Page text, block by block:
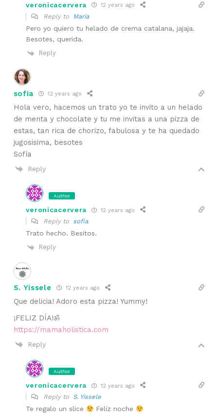
veronicacervera 12 years ago
Reply to María
Pero yo quiero tu helado de crema catalana, jajaja.
Besotes, querida.
Reply
sofia 12 years ago
Hola vero, hacemos un trato yo te invito a un helado
de menta y chocolate y tu me invitas a una pizza de
estas, tan rica de chorizo, fabulosa y te ha quedado
jugosisima, besotes
Sofía
Reply
Author
veronicacervera 12 years ago
Reply to sofia
Trato hecho. Besitos.
Reply
S. Yissele 12 years ago
Que delicia! Adoro esta pizza! Yummy!
¡FELIZ DÍA!ॐ
https://mamaholistica.com
Reply
Author
veronicacervera 12 years ago
Reply to S. Yissele
Te regalo un slice Feliz noche